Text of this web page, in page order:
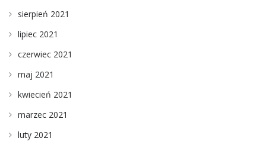
sierpień 2021
lipiec 2021
czerwiec 2021
maj 2021
kwiecień 2021
marzec 2021
luty 2021